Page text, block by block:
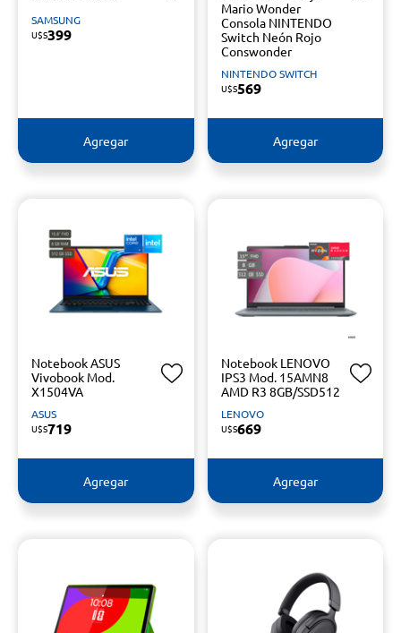
SAMSUNG
U$S399
Agregar
Mario Wonder
Consola NINTENDO
Switch Neón Rojo
Conswonder
NINTENDO SWITCH
U$S569
Agregar
Notebook ASUS
Vivobook Mod.
X1504VA
ASUS
U$S719
Agregar
Notebook LENOVO
IPS3 Mod. 15AMN8
AMD R3 8GB/SSD512
LENOVO
U$S669
Agregar